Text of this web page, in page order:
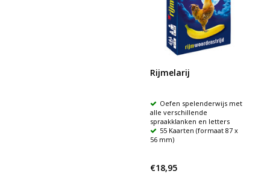
Rijmelarij
Oefen spelenderwijs met
alle verschillende
spraakklanken en letters
55 Kaarten (formaat 87 x
56 mm)
€18,95